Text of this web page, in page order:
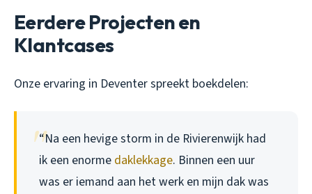
Eerdere Projecten en
Klantcases
Onze ervaring in Deventer spreekt boekdelen:
“Na een hevige storm in de Rivierenwijk had
ik een enorme daklekkage. Binnen een uur
was er iemand aan het werk en mijn dak was